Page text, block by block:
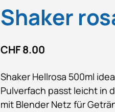
Shaker
CHF8.00
Shaker Hellrosa 500ml
Pulverfach passt leicht in
mit Blender Netz für